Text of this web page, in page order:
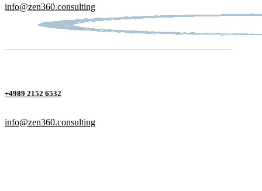
info@zen360.consulting
+4989 2152 6532
info@zen360.consulting